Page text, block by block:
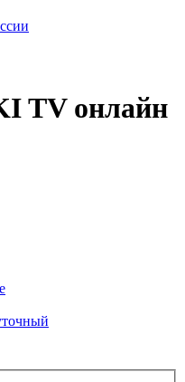
TV онлайн